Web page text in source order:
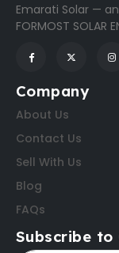
Emarati Solar —
FORMOST SOLAR
Company
About Us
Contact Us
Sell With Us
Blog
FAQs
Subscribe